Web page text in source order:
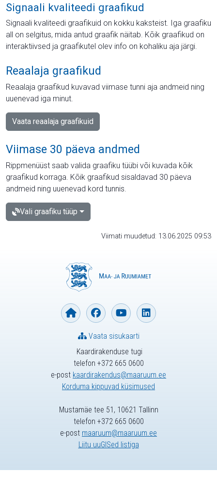
Signaali kvaliteedi graafikud
Signaali kvaliteedi graafikuid on kokku kaksteist. Iga graafiku
all on selgitus, mida antud graafik näitab. Kõik graafikud on
interaktiivsed ja graafikutel olev info on kohaliku aja järgi.
Reaalaja graafikud
Reaalaja graafikud kuvavad viimase tunni aja andmeid ning
uuenevad iga minut.
Vaata reaalaja graafikuid
Viimase 30 päeva andmed
Rippmenüüst saab valida graafiku tüübi või kuvada kõik
graafikud korraga. Kõik graafikud sisaldavad 30 päeva
andmeid ning uuenevad kord tunnis.
Vali graafiku tüüp
Viimati muudetud: 13.06.2025 09:53
Kaardirakenduse tugi
telefon +372 665 0600
e-post kaardirakendus@maaruum.ee
Korduma kippuvad küsimused
Vaata sisukaarti
Mustamäe tee 51, 10621 Tallinn
telefon +372 665 0600
e-post maaruum@maaruum.ee
Liitu uuGISed listiga